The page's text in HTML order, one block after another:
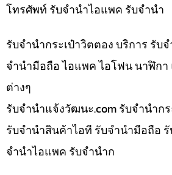
โทรศัพท์ รับจำนำไอแพค รับจำนำ
รับจำนำกระเป๋าวิตตอง บริการ รับ
จำนำมือถือ ไอแพค ไอโฟน นาฬิก
ต่างๆ
รับจํานําแจ้งวัฒนะ.com รับจำนำก
รับจำนำสินค้าไอที รับจำนำมือถือ
จำนำไอแพค รับจำนำก